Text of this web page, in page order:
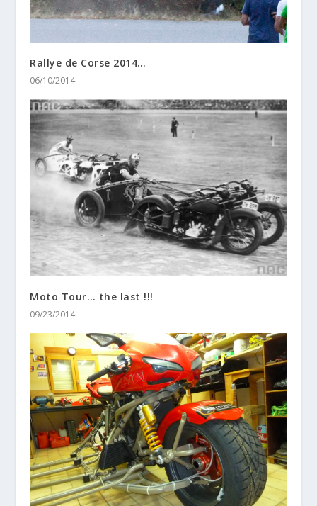
Rallye de Corse 2014…
06/10/2014
Moto Tour… the last !!!
09/23/2014